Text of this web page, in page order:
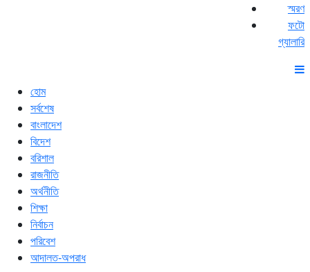
স্মরণ
ফটো
গ্যালারি
হোম
সর্বশেষ
বাংলাদেশ
বিদেশ
বরিশাল
রাজনীতি
অর্থনীতি
শিক্ষা
নির্বাচন
পরিবেশ
আদালত-অপরাধ